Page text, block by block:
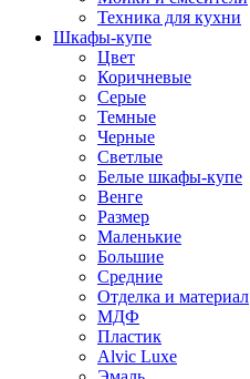
Техника для кухни
Шкафы-купе
Цвет
Коричневые
Серые
Темные
Черные
Светлые
Белые шкафы-купе
Венге
Размер
Маленькие
Большие
Средние
Отделка и материал
МДФ
Пластик
Alvic Luxe